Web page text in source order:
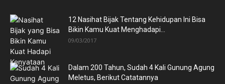
12 Nasihat Bijak Tentang Kehidupan Ini Bisa
Bikin Kamu Kuat Menghadapi...
09/03/2017
Dalam 200 Tahun, Sudah 4 Kali Gunung Agung
Meletus, Berikut Catatannya